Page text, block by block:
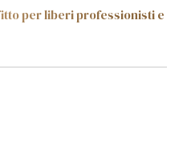
per liberi professionisti e